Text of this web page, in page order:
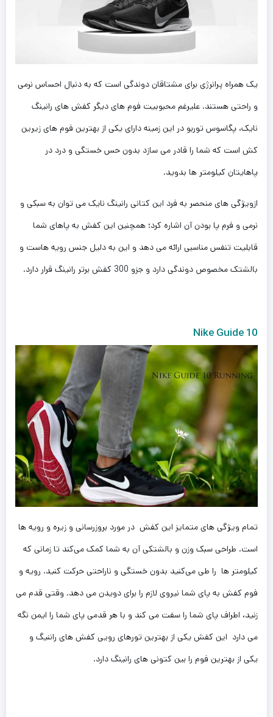
یک همراه پرانرژی برای مشتاقان دوندگی است که به دنبال احساس نرمی
و راحتی هستند. علیرغم محبوبیت فوم های دیگر کفش های رانینگ
نایک، پگاسوس توربو در این زمینه دارای یکی از بهترین فوم های زیرین
کش است که شما را قادر می سازد بدون حس خستگی و درد در
پاهایتان کیلومتر ها بدوید.
ازویژگی های منحصر به فرد این کتانی رانینگ نایک می توان به سبکی و
نرمی و فرم پا بودن آن اشاره کرد؛ همچنین این کفش به پاهای شما
قابلیت تنفس مناسبی ارائه می دهد و این به دلیل جنس رویه هاست و
بالشتک مخصوص دوندگی دارد و جزو 300 کفش برتر رانینگ قرار دارد.
Nike Guide 10
تمام ویژگی های متمایز این کفش در مورد بروزرسانی و زیره و رویه ها
است. طراحی سبک وزن و بالشتکی آن به شما کمک می‌کند تا زمانی که
کیلومتر ها را طی می‌کنید بدون خستگی و ناراحتی حرکت کنید. رویه و
فوم کفش به پای شما نیروی لازم را برای دویدن می دهد. وقتی قدم می
زنید، اطراف پای شما را سفت می کند و با هر قدمی پای شما را ایمن نگه
می دارد این کفش یکی از بهترین تورهای رویی کفش های راننیگ و
یکی از بهترین فوم را بین کتونی های رانینگ دارد.